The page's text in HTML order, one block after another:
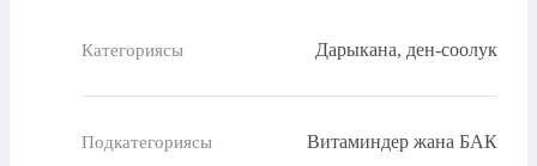
Категориясы Дарыкана, ден-соолук
Подкатегориясы Витаминдер жана БАК